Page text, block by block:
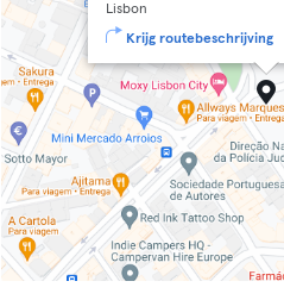
Lisbon
Krijg routebeschrijving